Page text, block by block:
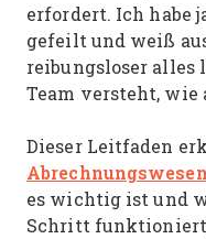
erfordert. Ich habe
gefeilt und weiß
reibungsloser alles
Team versteht, wie
Dieser Leitfaden
es wichtig ist und
Schritt